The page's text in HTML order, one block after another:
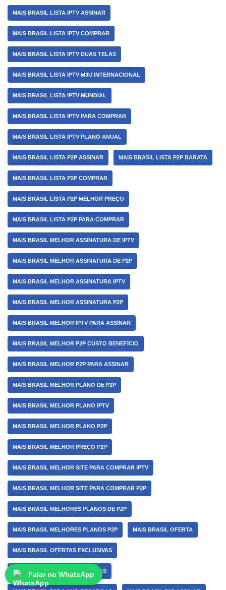
MAIS BRASIL LISTA IPTV ASSINAR
MAIS BRASIL LISTA IPTV COMPRAR
MAIS BRASIL LISTA IPTV DUAS TELAS
MAIS BRASIL LISTA IPTV M3U INTERNACIONAL
MAIS BRASIL LISTA IPTV MUNDIAL
MAIS BRASIL LISTA IPTV PARA COMPRAR
MAIS BRASIL LISTA IPTV PLANO ANUAL
MAIS BRASIL LISTA P2P ASSINAR MAIS BRASIL LISTA P2P BARATA
MAIS BRASIL LISTA P2P COMPRAR
MAIS BRASIL LISTA P2P MELHOR PREÇO
MAIS BRASIL LISTA P2P PARA COMPRAR
MAIS BRASIL MELHOR ASSINATURA DE IPTV
MAIS BRASIL MELHOR ASSINATURA DE P2P
MAIS BRASIL MELHOR ASSINATURA IPTV
MAIS BRASIL MELHOR ASSINATURA P2P
MAIS BRASIL MELHOR IPTV PARA ASSINAR
MAIS BRASIL MELHOR P2P CUSTO BENEFÍCIO
MAIS BRASIL MELHOR P2P PARA ASSINAR
MAIS BRASIL MELHOR PLANO DE P2P
MAIS BRASIL MELHOR PLANO IPTV
MAIS BRASIL MELHOR PLANO P2P
MAIS BRASIL MELHOR PREÇO P2P
MAIS BRASIL MELHOR SITE PARA COMPRAR IPTV
MAIS BRASIL MELHOR SITE PARA COMPRAR P2P
MAIS BRASIL MELHORES PLANOS DE P2P
MAIS BRASIL MELHORES PLANOS P2P MAIS BRASIL OFERTA
MAIS BRASIL OFERTAS EXCLUSIVAS
MAIS BRASIL OPÇÕES ILIMITADAS
Falar no WhatsApp